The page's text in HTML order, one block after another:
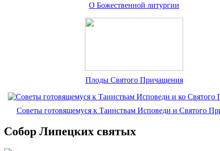
О Божественной литургии
Плоды Святого Причащения
Советы готовящемуся к Таинствам Исповеди и Святого
Собор Липецких святых